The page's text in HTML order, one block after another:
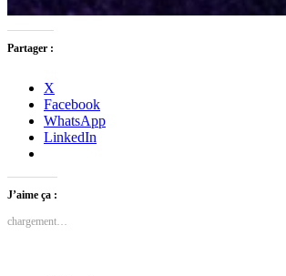
Partager :
X
Facebook
WhatsApp
LinkedIn
J’aime ça :
chargement…